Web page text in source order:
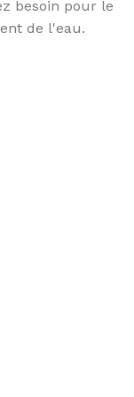
besoin pour le
de l'eau.